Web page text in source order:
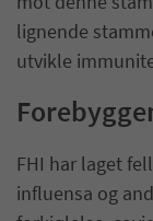
lignende
utvikle
FHI har laget
influensa og